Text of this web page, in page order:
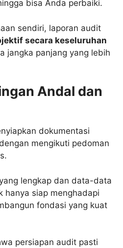
bisa Anda perbaiki.
sendiri, laporan audit
secara keseluruhan
jangka panjang yang lebih
Andal dan
dokumentasi
mengikuti pedoman
lengkap dan data-data
hanya siap menghadapi
fondasi yang kuat
persiapan audit pasti